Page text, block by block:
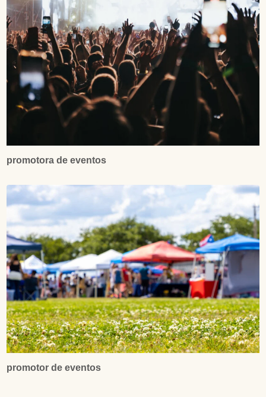
promotora de eventos
promotor de eventos